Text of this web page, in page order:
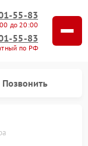
55-83
до 20:00
55-83
по РФ
Позвонить